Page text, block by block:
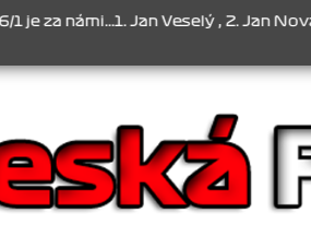
námi...1. Jan Veselý , 2. Jan